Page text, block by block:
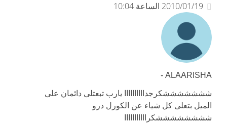
2010/01/19 الساعة 10:04
ALAARISHA -
شششششششكرجداااااااااا يارب تبعتلى دائمان على
الميل بتعلى كل شياء عن الكورل درو
ششششششششكرااااااااااا